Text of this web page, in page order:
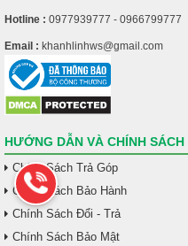
Hotline : 0977939777 - 0966799777
Email : khanhlinhws@gmail.com
HƯỚNG DẪN VÀ CHÍNH SÁCH
Chính Sách Trả Góp
Chính Sách Bảo Hành
Chính Sách Đổi - Trả
Chính Sách Bảo Mật